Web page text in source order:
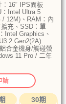
16″ IPS面板
Intel Ultra 5
12M)、RAM：內
充、SSD：單
Intel Graphics、
Gen2(2A)
合金機身/觸碰螢
11 Pro / 二年
請
30期